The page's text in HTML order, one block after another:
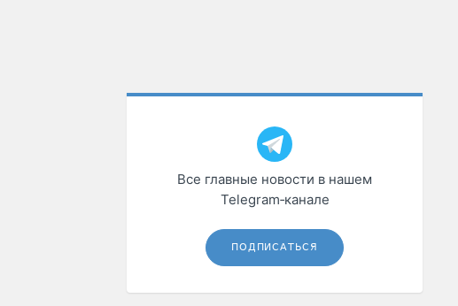
Все главные новости в нашем
Telegram‑канале
ПОДПИСАТЬСЯ